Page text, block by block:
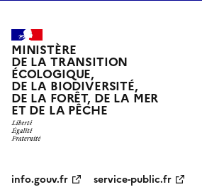
MINISTÈRE
DE LA TRANSITION
ÉCOLOGIQUE,
DE LA BIODIVERSITÉ,
DE LA FORÊT, DE LA MER
ET DE LA PÊCHE
info.gouv.fr
service-public.fr